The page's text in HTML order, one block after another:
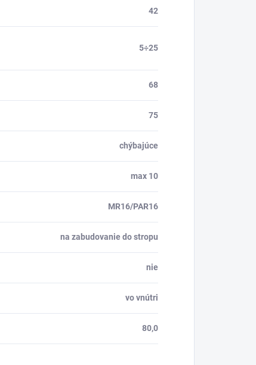
42
5÷25
68
75
chýbajúce
max 10
MR16/PAR16
na zabudovanie do stropu
nie
vo vnútri
80,0